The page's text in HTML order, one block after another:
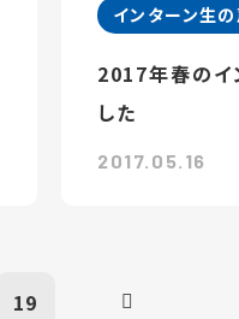
インターン生
2017年春のイ
した
2017.05.16
19